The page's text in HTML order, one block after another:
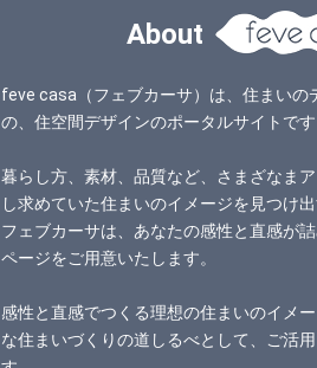
About
feve casa（フェブカーサ）は、住まいの
の、住空間デザインのポータルサイトで
暮らし方、素材、品質など、さまざなま
し求めていた住まいのイメージを見つけ
フェブカーサは、あなたの感性と直感が
ページをご用意いたします。
感性と直感でつくる理想の住まいのイメ
な住まいづくりの道しるべとして、ご活